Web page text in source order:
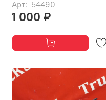
Арт: 54490
1 000 ₽